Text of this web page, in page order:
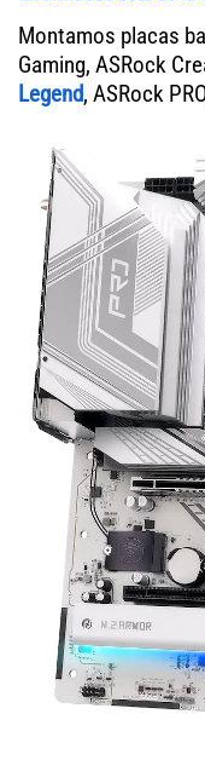
Montamos placas
Gaming, ASRock
Legend, ASRock